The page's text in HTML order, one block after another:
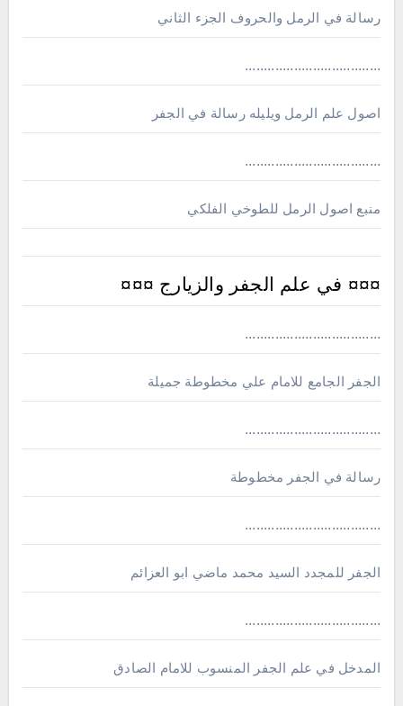
رسالة في الرمل والحروف الجزء الثاني
....................................
اصول علم الرمل ويليله رسالة في الجفر
....................................
منبع اصول الرمل للطوخي الفلكي
¤¤¤ في علم الجفر والزيارج ¤¤¤
....................................
الجفر الجامع للامام علي مخطوطة جميلة
....................................
رسالة في الجفر مخطوطة
....................................
الجفر للمجدد السيد محمد ماضي ابو العزائم
....................................
المدخل في علم الجفر المنسوب للامام الصادق